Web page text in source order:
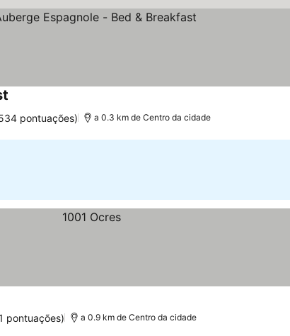
pontuações) a 0.3 km de Centro da cidade
pontuações) a 0.9 km de Centro da cidade